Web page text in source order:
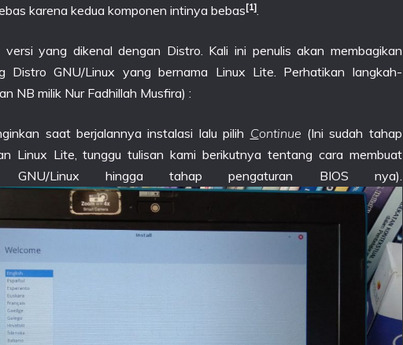
karena kedua komponen intinya bebas[1].
versi yang dikenal dengan Distro. Kali ini penulis akan membagikan
Distro GNU/Linux yang bernama Linux Lite. Perhatikan langkah-
NB milik Nur Fadhillah Musfira) :
saat berjalannya instalasi lalu pilih Continue (Ini sudah tahap
Linux Lite, tunggu tulisan kami berikutnya tentang cara membuat
GNU/Linux hingga tahap pengaturan BIOS nya).